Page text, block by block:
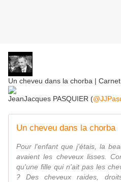
Un cheveu dans la chorba |
JeanJacques PASQUIER (
Un cheveu dans la chorba
Pour l'enfant que j'étais, la
avaient les cheveux lisses.
qu'une fille qui n'ait pas les
? Des cheveux raides,